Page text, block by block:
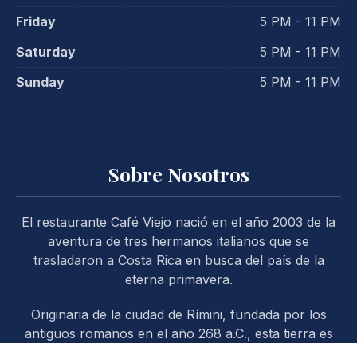
Friday
5 PM - 11 PM
Saturday
5 PM - 11 PM
Sunday
5 PM - 11 PM
Sobre Nosotros
El restaurante Café Viejo nació en el año 2003 de la
aventura de tres hermanos italianos que se
trasladaron a Costa Rica en busca del país de la
eterna primavera.
Originaria de la ciudad de Rímini, fundada por los
antiguos romanos en el año 268 a.C., esta tierra es